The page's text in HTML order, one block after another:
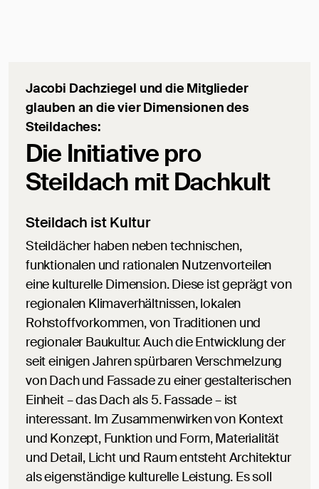
Die Initiative pro
Steildach mit Dachkult
Jacobi Dachziegel und die Mitglieder
glauben an die vier Dimensionen des
Steildaches:
Steildach ist Kultur
Steildächer haben neben technischen,
funktionalen und rationalen Nutzenvorteilen
eine kulturelle Dimension. Diese ist geprägt von
regionalen Klimaverhältnissen, lokalen
Rohstoffvorkommen, von Traditionen und
regionaler Baukultur. Auch die Entwicklung der
seit einigen Jahren spürbaren Verschmelzung
von Dach und Fassade zu einer gestalterischen
Einheit – das Dach als 5. Fassade – ist
interessant. Im Zusammenwirken von Kontext
und Konzept, Funktion und Form, Materialität
und Detail, Licht und Raum entsteht Architektur
als eigenständige kulturelle Leistung. Es soll